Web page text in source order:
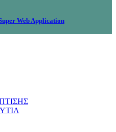
Web Application